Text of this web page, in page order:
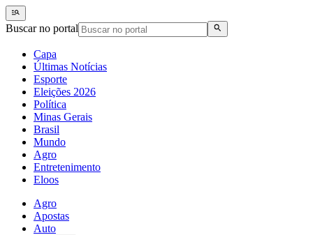
Buscar no portal
Capa
Últimas Notícias
Esporte
Eleições 2026
Política
Minas Gerais
Brasil
Mundo
Agro
Entretenimento
Eloos
Agro
Apostas
Auto